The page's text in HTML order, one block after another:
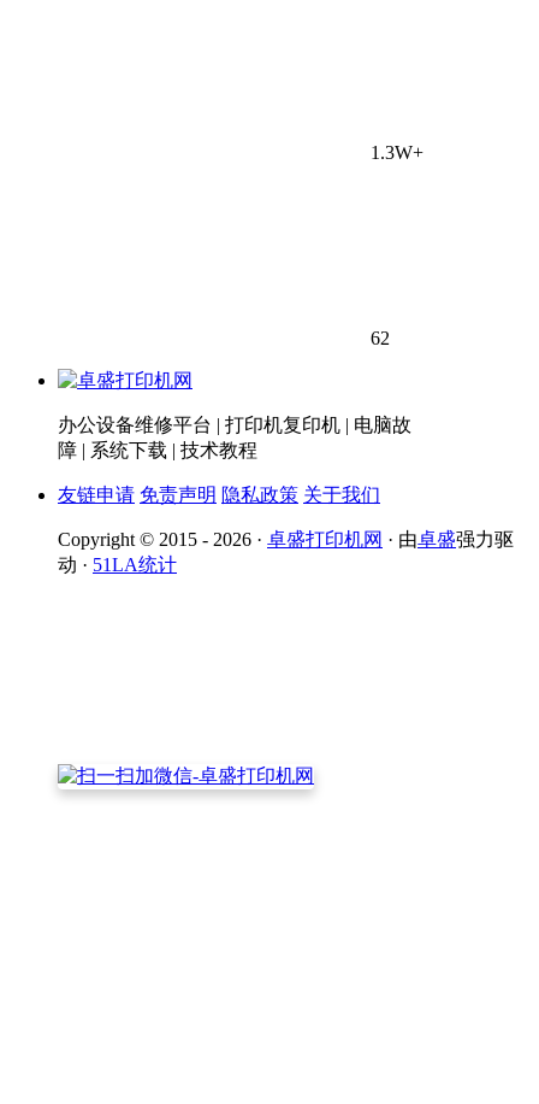
1.3W+
62
办公设备维修平台 | 打印机复印机 | 电脑故
障 | 系统下载 | 技术教程
友链申请 免责声明 隐私政策 关于我们
Copyright © 2015 - 2026 · 卓盛打印机网 · 由卓盛强力驱
动 · 51LA统计